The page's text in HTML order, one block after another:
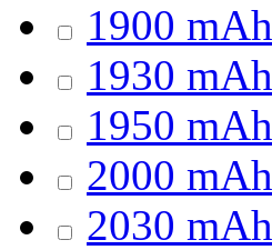
1900 mAh
1930 mAh
1950 mAh
2000 mAh
2030 mAh